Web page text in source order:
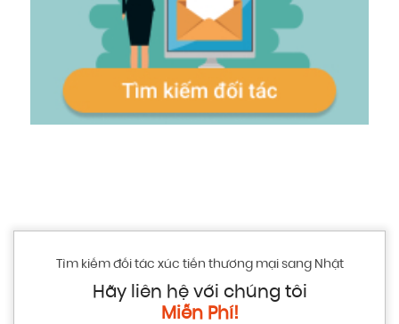
Tìm kiếm đối tác xúc tiến thương mại sang Nhật
Hãy liên hệ với chúng tôi
Miễn Phí!